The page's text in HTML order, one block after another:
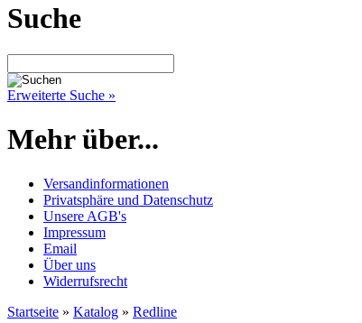
Suche
Erweiterte Suche »
Mehr über...
Versandinformationen
Privatsphäre und Datenschutz
Unsere AGB's
Impressum
Email
Über uns
Widerrufsrecht
Startseite » Katalog » Redline